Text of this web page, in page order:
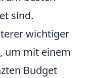
sind.
wichtiger
um mit einem
Budget